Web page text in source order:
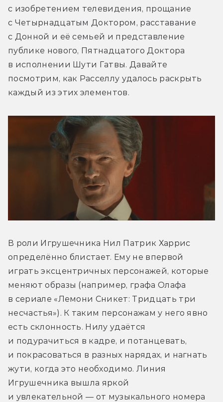
с изобретением телевидения, прощание
с Четырнадцатым Доктором, расставание
с Донной и её семьей и представление
публике нового, Пятнадцатого Доктора
в исполнении Шути Гатвы. Давайте
посмотрим, как Расселлу удалось раскрыть
каждый из этих элементов.
В роли Игрушечника Нил Патрик Харрис
определённо блистает. Ему не впервой
играть эксцентричных персонажей, которые
меняют образы (например, графа Олафа
в сериале «Лемони Сникет: Тридцать три
несчастья»). К таким персонажам у него явно
есть склонность. Нилу удаётся
и подурачиться в кадре, и потанцевать,
и покрасоваться в разных нарядах, и нагнать
жути, когда это необходимо. Линия
Игрушечника вышла яркой
и увлекательной — от музыкального номера